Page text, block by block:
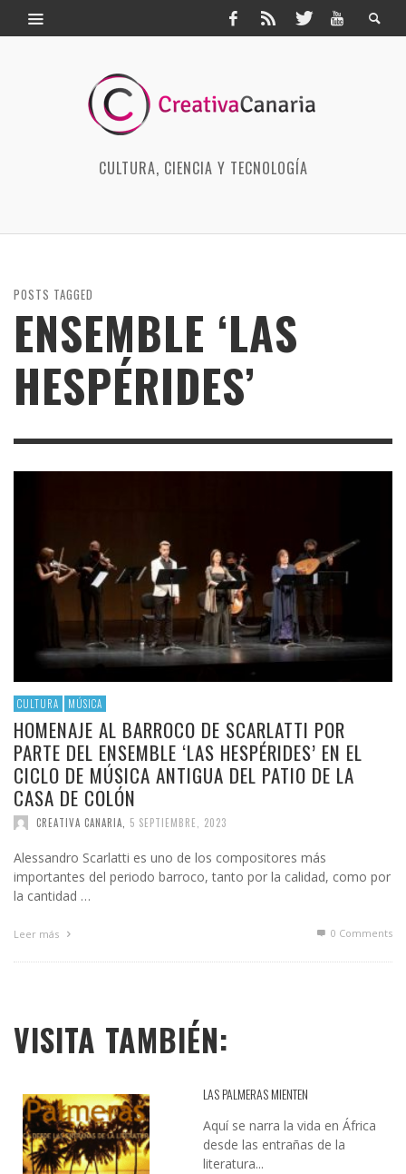
CULTURA, CIENCIA Y TECNOLOGÍA
POSTS TAGGED
ENSEMBLE ‘LAS
HESPÉRIDES’
CULTURA MÚSICA
HOMENAJE AL BARROCO DE SCARLATTI POR
PARTE DEL ENSEMBLE ‘LAS HESPÉRIDES’ EN EL
CICLO DE MÚSICA ANTIGUA DEL PATIO DE LA
CASA DE COLÓN
CREATIVA CANARIA 5 SEPTIEMBRE, 2023
Alessandro Scarlatti es uno de los compositores más
importantes del periodo barroco, tanto por la calidad, como por
la cantidad …
Leer más 0 Comments
VISITA TAMBIÉN:
LAS PALMERAS MIENTEN
Aquí se narra la vida en África
desde las entrañas de la
literatura...